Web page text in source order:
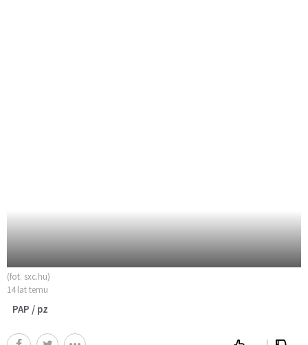
(fot. sxc.hu)
14 lat temu
PAP / pz